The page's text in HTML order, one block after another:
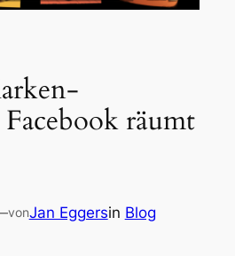
räumt
vonJan Eggersin Blog